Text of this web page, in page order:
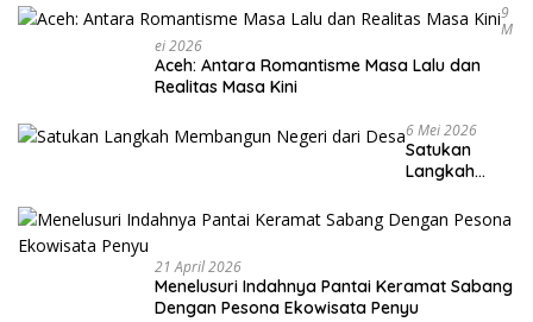
9
M
Ei 2026
Aceh: Antara Romantisme Masa Lalu dan
Realitas Masa Kini
6 Mei 2026
Satukan
Langkah
Negeri dari
Desa
21 April 2026
Menelusuri Indahnya Pantai Keramat Sabang
Dengan Pesona Ekowisata Penyu